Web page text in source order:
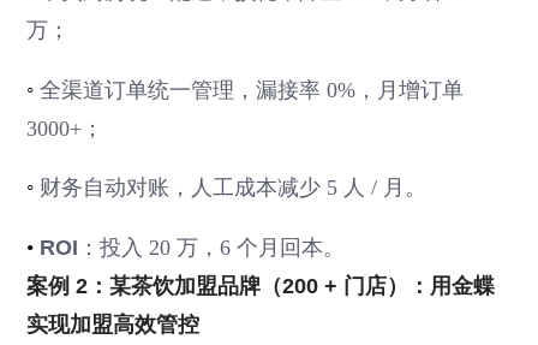
万；
◦全渠道订单统一管理，漏接率 0%，月增订单
3000+；
◦ 财务自动对账，人工成本减少 5 人 / 月。
• ROI ：投入 20 万，6 个月回本。
案例 2：某茶饮加盟品牌（200 + 门店）：用金蝶
实现加盟高效管控